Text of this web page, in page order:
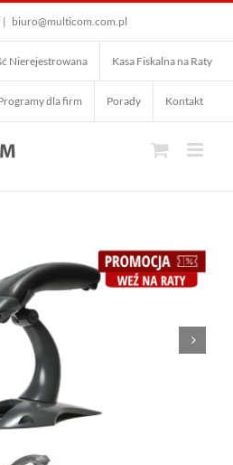
| biuro@multicom.com.pl
Nierejestrowana Kasa Fiskalna na Raty
dla firm Porady Kontakt